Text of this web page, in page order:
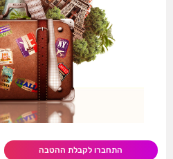
התחברו לקבלת ההטבה